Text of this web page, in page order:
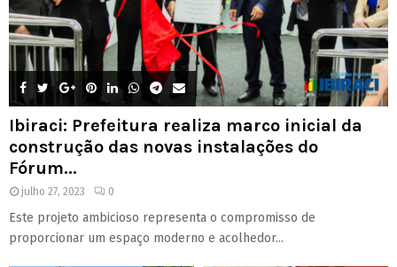
Ibiraci: Prefeitura realiza marco inicial da
construção das novas instalações do
Fórum...
julho 27, 2023 0
Este projeto ambicioso representa o compromisso de
proporcionar um espaço moderno e acolhedor...